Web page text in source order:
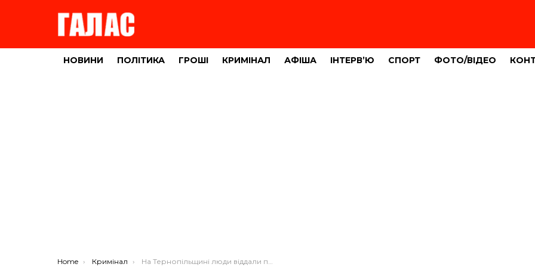
НОВИНИ ПОЛІТИКА ГРОШІ КРИМІНАЛ АФІША ІНТЕРВ’Ю СПОРТ ФОТО/ВІДЕО
You are here:
Home Кримінал На Тернопільщині люди віддали псевдобанкірам свої 60000 грн